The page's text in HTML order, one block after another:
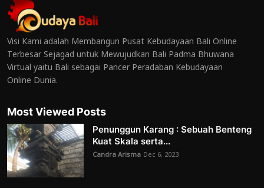
Visi Kami adalah Membangun Pusat Kebudayaan Bali Online
Terbesar Sejagad untuk Mewujudkan Bali Padma Bhuwana
Virtual yaitu Bali sebagai Pancer Peradaban Kebudayaan
Online Dunia.
Most Viewed Posts
Penunggun Karang : Sebuah Benteng
Kuat Skala serta...
Candra Arisma Dec 6, 2023